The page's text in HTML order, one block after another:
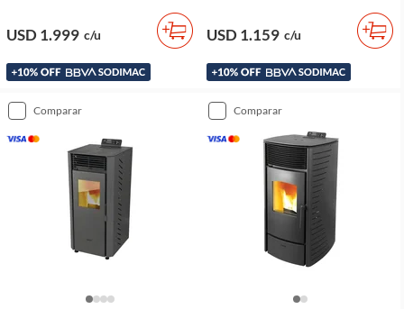
USD 1.999 c/u USD 1.159 c/u
comparar comparar